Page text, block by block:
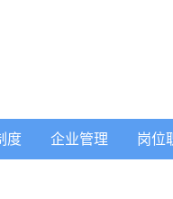
度 企业管理 岗位